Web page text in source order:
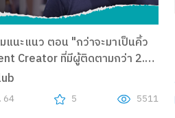
แนะแนว ตอน "กว่าจะมาเป็นคิ้ว
Creator ที่มีผู้ติดตามกว่า 2.5
64 5 5511